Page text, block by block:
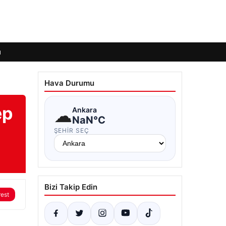
Hava Durumu
☁Ankara
NaN°C
ŞEHIR SEÇ
Bizi Takip Edin